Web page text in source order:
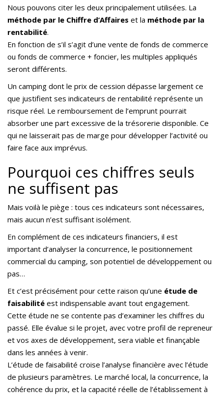
Nous pouvons citer les deux principalement utilisées. La
méthode par le Chiffre d’Affaires et la méthode par la
rentabilité.
En fonction de s’il s’agit d’une vente de fonds de commerce
ou fonds de commerce + foncier, les multiples appliqués
seront différents.
Un camping dont le prix de cession dépasse largement ce
que justifient ses indicateurs de rentabilité représente un
risque réel. Le remboursement de l’emprunt pourrait
absorber une part excessive de la trésorerie disponible. Ce
qui ne laisserait pas de marge pour développer l’activité ou
faire face aux imprévus.
Pourquoi ces chiffres seuls
ne suffisent pas
Mais voilà le piège : tous ces indicateurs sont nécessaires,
mais aucun n’est suffisant isolément.
En complément de ces indicateurs financiers, il est
important d’analyser la concurrence, le positionnement
commercial du camping, son potentiel de développement ou
pas…
Et c’est précisément pour cette raison qu’une étude de
faisabilité est indispensable avant tout engagement.
Cette étude ne se contente pas d’examiner les chiffres du
passé. Elle évalue si le projet, avec votre profil de repreneur
et vos axes de développement, sera viable et finançable
dans les années à venir.
L’étude de faisabilité croise l’analyse financière avec l’étude
de plusieurs paramètres. Le marché local, la concurrence, la
cohérence du prix, et la capacité réelle de l’établissement à